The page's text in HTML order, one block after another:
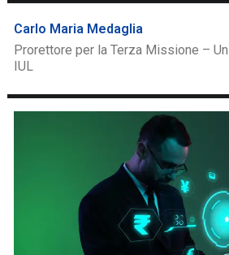
Carlo Maria Medaglia
Prorettore per la Terza Missione –
IUL